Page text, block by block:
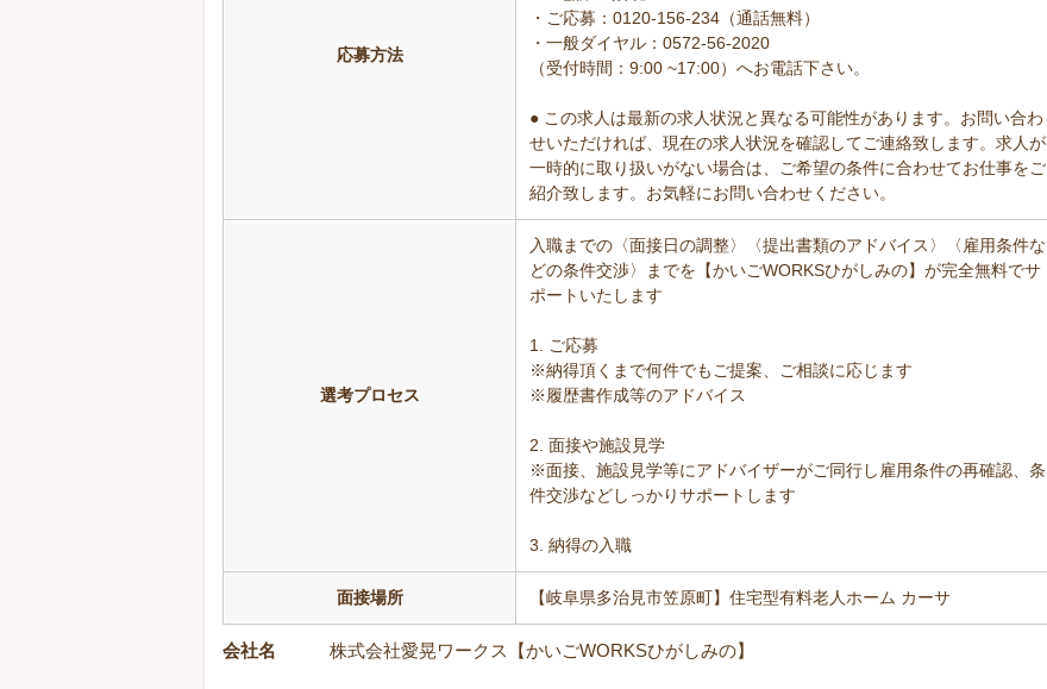
応募方法
・ご応募：0120-156-234（通話無料）
・一般ダイヤル：0572-56-2020
（受付時間：9:00 ~17:00）へお電話下さい。
● この求人は最新の求人状況と異なる可能性があります。お問い合わ
せいただければ、現在の求人状況を確認してご連絡致します。求人が
一時的に取り扱いがない場合は、ご希望の条件に合わせてお仕事をご
紹介致します。お気軽にお問い合わせください。
選考プロセス
入職までの〈面接日の調整〉〈提出書類のアドバイス〉〈雇用条件な
どの条件交渉〉までを【かいごWORKSひがしみの】が完全無料でサ
ポートいたします
1. ご応募
※納得頂くまで何件でもご提案、ご相談に応じます
※履歴書作成等のアドバイス
2. 面接や施設見学
※面接、施設見学等にアドバイザーがご同行し雇用条件の再確認、条
件交渉などしっかりサポートします
3. 納得の入職
面接場所 【岐阜県多治見市笠原町】住宅型有料老人ホーム カーサ
会社名 株式会社愛晃ワークス【かいごWORKSひがしみの】